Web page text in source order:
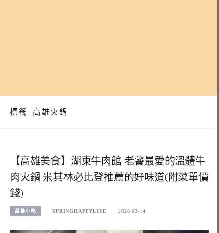
標籤: 高雄火鍋
【高雄美食】湖東牛肉館 老饕最愛的溫體牛
肉火鍋 米其林必比登推薦的好味道(附菜單價
錢)
高雄小吃 SPRINGHAPPYLIFE 2026-03-14